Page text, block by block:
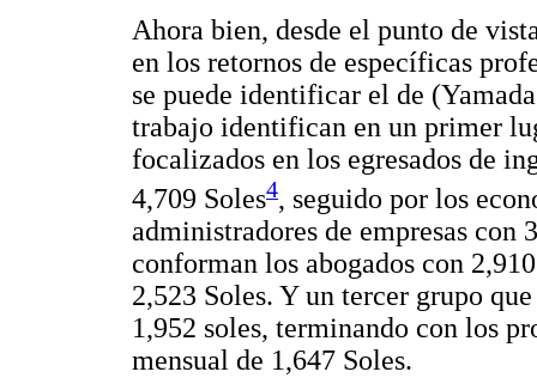
Ahora bien, desde el punto de
en los retornos de específicas
se puede identificar el de
trabajo identifican en un primer
focalizados en los egresados de
4,709 Soles4, seguido por los
administradores de empresas con
conforman los abogados con
2,523 Soles. Y un tercer grupo
1,952 soles, terminando con los
mensual de 1,647 Soles.